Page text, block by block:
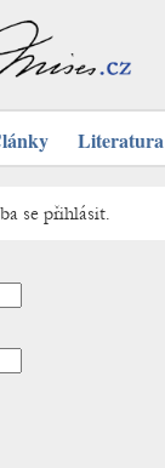
Literatura
se přihlásit.